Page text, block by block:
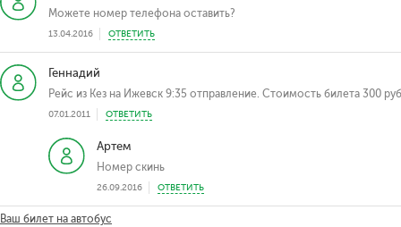
Можете номер телефона оставить?
13.04.2016 ОТВЕТИТЬ
Геннадий
Рейс из Кез на Ижевск 9:35 отправление. Стоимость билета 300
07.01.2011 ОТВЕТИТЬ
Артем
Номер скинь
26.09.2016 ОТВЕТИТЬ
Ваш билет на автобус